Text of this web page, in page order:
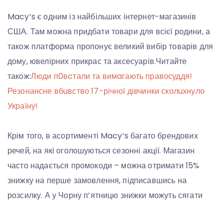
Macy’s є одним із найбільших інтернет-магазинів
США. Там можна придбати товари для всієї родини, а
також платформа пропонує великий вибір товарів для
дому, ювелірних прикрас та аксесуарів.Читайте
також:Люди п0вcтали та вимaгають правосуддя!
Резонансне вбuвство 17-річної дівчинки сколuхнуло
Україну!
Крім того, в асортименті Macy’s багато брендових
речей, на які оголошуються сезонні акції. Магазин
часто надається промокоди – можна отримати 15%
знижку на перше замовлення, підписавшись на
розсилку. А у Чорну п’ятницю знижки можуть сягати